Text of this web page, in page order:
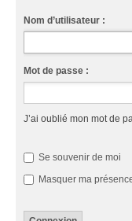
Nom d’utilisateur :
Mot de passe :
J’ai oublié mon mot de
Se souvenir de moi
Masquer ma